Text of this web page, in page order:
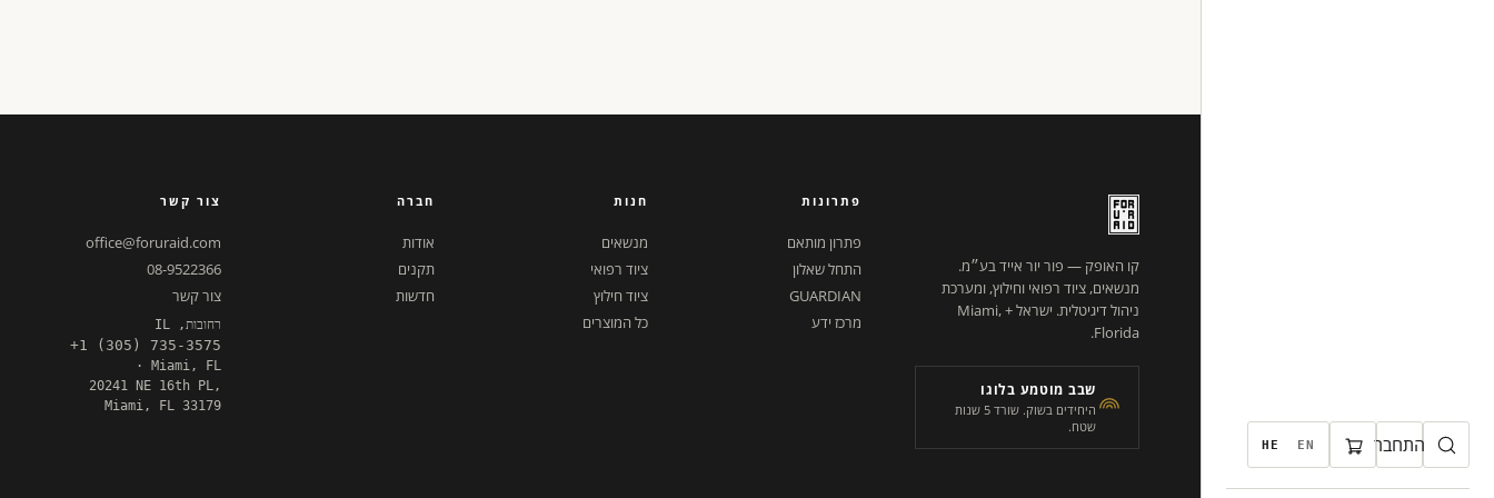
התחבר EN
HE
קו האופק — פור יור אייד בע״מ.
מנשאים, ציוד רפואי וחילוץ, ומערכת
ניהול דיגיטלית. ישראל + Miami,
Florida.
שבב מוטמע בלוגו
היחידים בשוק. שורד 5 שנות
שטח.
פתרונות
פתרון מותאם
התחל שאלון
GUARDIAN
מרכז ידע
חנות
מנשאים
ציוד רפואי
ציוד חילוץ
כל המוצרים
חברה
אודות
תקנים
חדשות
צור קשר
office@foruraid.com
08-9522366
צור קשר
רחובות, IL
+1 (305) 735-3575
· Miami, FL
20241 NE 16th PL,
Miami, FL 33179